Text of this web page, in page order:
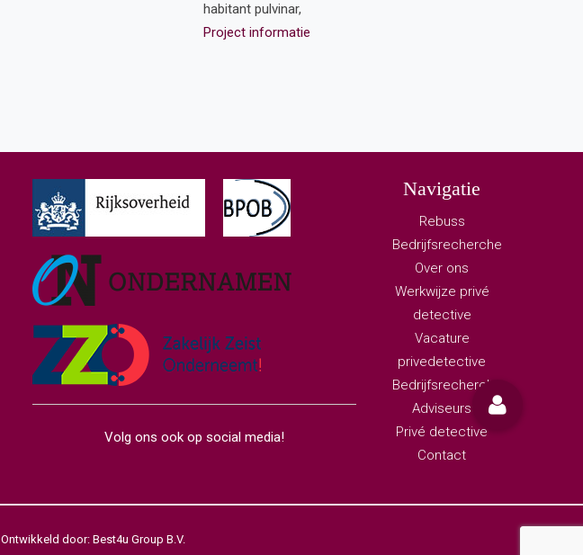
habitant pulvinar,
Project informatie
Volg ons ook op social media!
Navigatie
Rebuss
Bedrijfsrecherche
Over ons
Werkwijze privé
detective
Vacature
privedetective
Bedrijfsrecherche
Adviseurs
Privé detective
Contact
Ontwikkeld door: Best4u Group B.V.